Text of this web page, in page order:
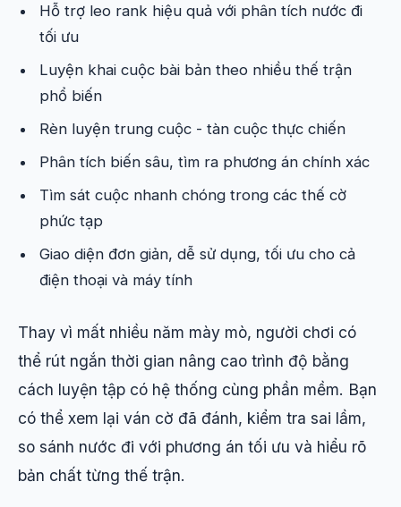
Hỗ trợ leo rank hiệu quả với phân tích nước đi
tối ưu
Luyện khai cuộc bài bản theo nhiều thế trận
phổ biến
Rèn luyện trung cuộc - tàn cuộc thực chiến
Phân tích biến sâu, tìm ra phương án chính xác
Tìm sát cuộc nhanh chóng trong các thế cờ
phức tạp
Giao diện đơn giản, dễ sử dụng, tối ưu cho cả
điện thoại và máy tính
Thay vì mất nhiều năm mày mò, người chơi có
thể rút ngắn thời gian nâng cao trình độ bằng
cách luyện tập có hệ thống cùng phần mềm. Bạn
có thể xem lại ván cờ đã đánh, kiểm tra sai lầm,
so sánh nước đi với phương án tối ưu và hiểu rõ
bản chất từng thế trận.